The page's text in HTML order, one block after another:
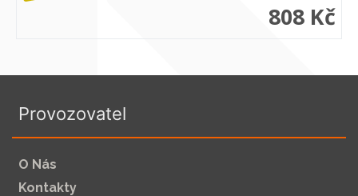
808 Kč
Provozovatel
O Nás
Kontakty